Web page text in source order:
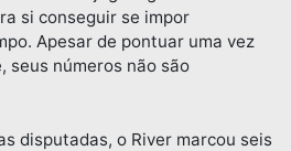
si conseguir se impor
Apesar de pontuar uma vez
seus números não são
disputadas, o River marcou seis